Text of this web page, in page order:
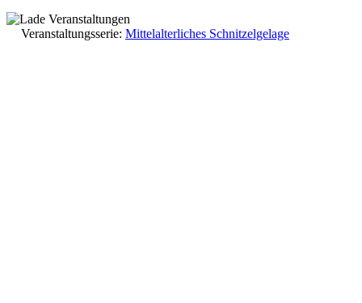
Veranstaltungsserie: Mittelalterliches Schnitzelgelage